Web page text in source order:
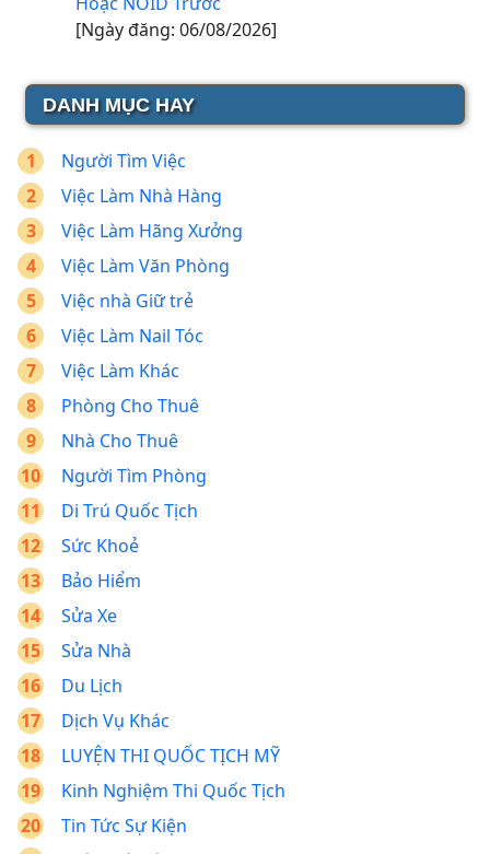
[Ngày đăng: 06/08/2026]
DANH MỤC HAY
Người Tìm Việc
Việc Làm Nhà Hàng
Việc Làm Hãng Xưởng
Việc Làm Văn Phòng
Việc nhà Giữ trẻ
Việc Làm Nail Tóc
Việc Làm Khác
Phòng Cho Thuê
Nhà Cho Thuê
Người Tìm Phòng
Di Trú Quốc Tịch
Sức Khoẻ
Bảo Hiểm
Sửa Xe
Sửa Nhà
Du Lịch
Dịch Vụ Khác
LUYỆN THI QUỐC TỊCH MỸ
Kinh Nghiệm Thi Quốc Tịch
Tin Tức Sự Kiện